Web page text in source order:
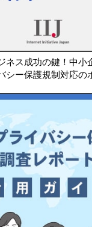
ネス成功の鍵！中小
シー保護規制対応の